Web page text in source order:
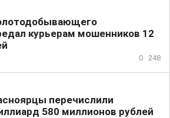
курьерам мошенников 12
0 248
перечислили
580 миллионов рублей